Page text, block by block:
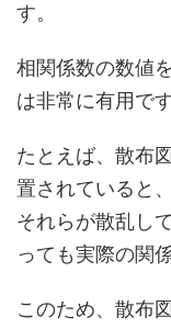
す。
相関係数の数値
は非常に有用です
たとえば、散布
置されていると
それらが散乱し
っても実際の関
このため、散布